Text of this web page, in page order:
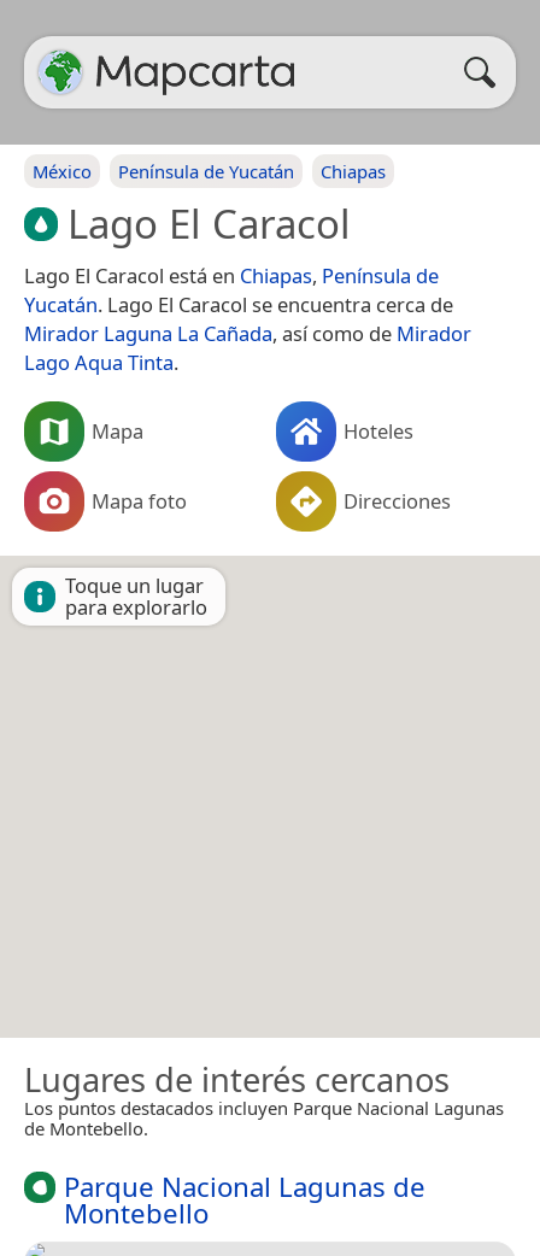
México Península de Yucatán Chiapas
Lago El Caracol
Lago El Caracol está en Chiapas, Península de
Yucatán. Lago El Caracol se encuentra cerca de
Mirador Laguna La Cañada, así como de Mirador
Lago Aqua Tinta.
Mapa Hoteles
Mapa foto Direcciones
Toque un lugar
para explorarlo
Lugares de interés cercanos
Los puntos destacados incluyen Parque Nacional Lagunas
de Montebello.
Parque Nacional Lagunas de
Montebello